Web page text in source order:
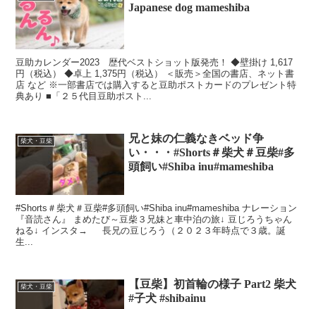
Japanese dog mameshiba
豆助カレンダー2023 歴代ベストショット版発売！ ◆壁掛け 1,617
円（税込） ◆卓上 1,375円（税込） ＜販売＞全国の書店、ネット書
店 など ※⼀部書店では購⼊すると⾖助ポストカードのプレゼント特
典あり ■「２５代⽬⾖助ポスト...
柴犬・豆柴
兄と妹の仁義なきベッド争
い・・・#Shorts＃柴犬＃豆柴#多
頭飼い#Shiba inu#mameshiba
#Shorts＃柴犬＃豆柴#多頭飼い#Shiba inu#mameshiba ナレーション
『音読さん』 まめたび～豆柴３兄妹と車中泊の旅↓ 豆じろうちゃん
ねる↓ インスタ→ 長兄の豆じろう（２０２３年時点で３歳。誕
生...
柴犬・豆柴
【豆柴】初首輪の様子 Part2 柴犬
#子犬 #shibainu